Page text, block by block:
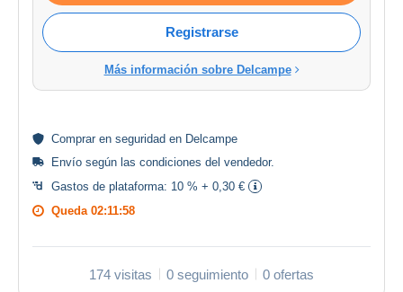
Registrarse
Más información sobre Delcampe
Comprar en seguridad en Delcampe
Envío según las condiciones del vendedor.
Gastos de plataforma: 10 % + 0,30 €
Queda 02:11:58
174 visitas 0 seguimiento 0 ofertas